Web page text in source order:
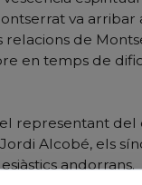
va
relacions de
en temps de
el representant
Alcobé, els
andorrans.